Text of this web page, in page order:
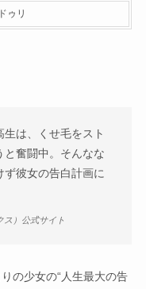
ゥリ
は、くせ毛をスト
と奮闘中。そんなな
彼女の告白計画に
ス）公式サイト
の少女の“人生最大の告